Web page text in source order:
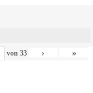
von 33 › »